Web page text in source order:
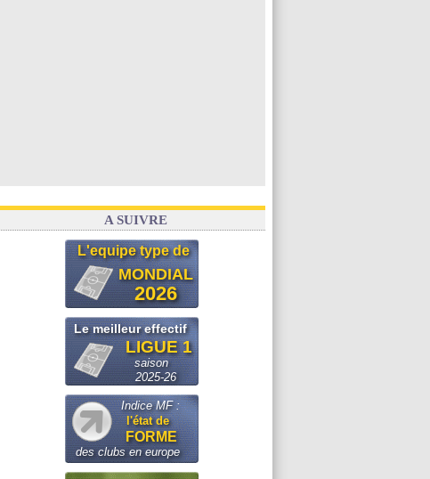
A SUIVRE
L'equipe type de
MONDIAL
2026
Le meilleur effectif
LIGUE 1
saison
2025-26
Indice MF :
l'état de
FORME
des clubs en europe